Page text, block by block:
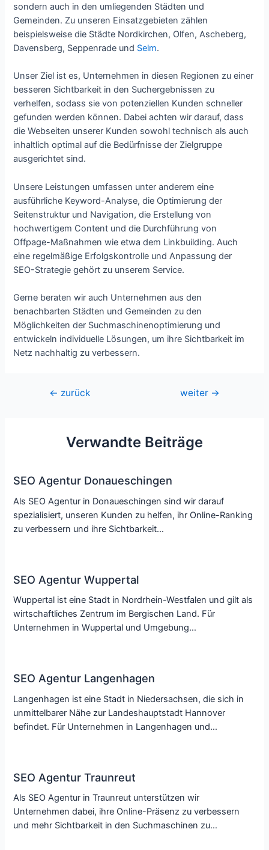
sondern auch in den umliegenden Städten und
Gemeinden. Zu unseren Einsatzgebieten zählen
beispielsweise die Städte Nordkirchen, Olfen, Ascheberg,
Davensberg, Seppenrade und Selm.
Unser Ziel ist es, Unternehmen in diesen Regionen zu einer
besseren Sichtbarkeit in den Suchergebnissen zu
verhelfen, sodass sie von potenziellen Kunden schneller
gefunden werden können. Dabei achten wir darauf, dass
die Webseiten unserer Kunden sowohl technisch als auch
inhaltlich optimal auf die Bedürfnisse der Zielgruppe
ausgerichtet sind.
Unsere Leistungen umfassen unter anderem eine
ausführliche Keyword-Analyse, die Optimierung der
Seitenstruktur und Navigation, die Erstellung von
hochwertigem Content und die Durchführung von
Offpage-Maßnahmen wie etwa dem Linkbuilding. Auch
eine regelmäßige Erfolgskontrolle und Anpassung der
SEO-Strategie gehört zu unserem Service.
Gerne beraten wir auch Unternehmen aus den
benachbarten Städten und Gemeinden zu den
Möglichkeiten der Suchmaschinenoptimierung und
entwickeln individuelle Lösungen, um ihre Sichtbarkeit im
Netz nachhaltig zu verbessern.
Beitragsnavigation
← zurück weiter →
Verwandte Beiträge
SEO Agentur Donaueschingen
Als SEO Agentur in Donaueschingen sind wir darauf
spezialisiert, unseren Kunden zu helfen, ihr Online-Ranking
zu verbessern und ihre Sichtbarkeit…
SEO Agentur Wuppertal
Wuppertal ist eine Stadt in Nordrhein-Westfalen und gilt als
wirtschaftliches Zentrum im Bergischen Land. Für
Unternehmen in Wuppertal und Umgebung…
SEO Agentur Langenhagen
Langenhagen ist eine Stadt in Niedersachsen, die sich in
unmittelbarer Nähe zur Landeshauptstadt Hannover
befindet. Für Unternehmen in Langenhagen und…
SEO Agentur Traunreut
Als SEO Agentur in Traunreut unterstützen wir
Unternehmen dabei, ihre Online-Präsenz zu verbessern
und mehr Sichtbarkeit in den Suchmaschinen zu…